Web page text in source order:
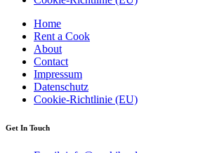
Home
Rent a Cook
About
Contact
Impressum
Datenschutz
Cookie-Richtlinie (EU)
Get In Touch